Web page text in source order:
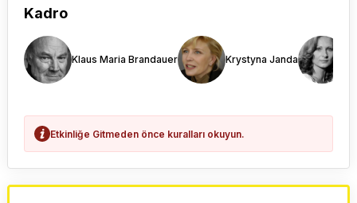
Kadro
Klaus Maria Brandauer Krystyna Janda
Etkinliğe Gitmeden önce kuralları okuyun.